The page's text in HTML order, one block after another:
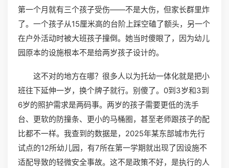
第一个月就有三个孩子受伤——不是大伤，但家长群里炸
了。一个孩子从15厘米高的台阶上踩空磕了额头，另一个
在户外活动时被大班孩子撞倒。她当时傻眼了，因为幼儿
园原本的设施根本不是给两岁孩子设计的。
这不对的地方在哪？很多人以为托幼一体化就是把小
班往下延伸一岁，换个牌子就行。别傻了。0到3岁和3到
6岁的照护需求是两码事。两岁的孩子需要更低的洗手
台、更软的防撞条、更小的马桶圈，甚至老师跟孩子的配
比都不一样。我查到的数据是，2025年某东部城市先行
试点的12所幼儿园，有7所在第一学期就出现了因设施不
适配导致的轻微安全事故。这不是政策不好，是执行的人